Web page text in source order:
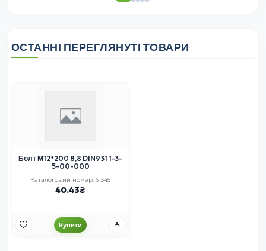
ОСТАННІ ПЕРЕГЛЯНУТІ ТОВАРИ
Болт М12*200 8,8 DIN931 1-3-
5-00-000
Каталоговий номер: 61345
40.43
Купити